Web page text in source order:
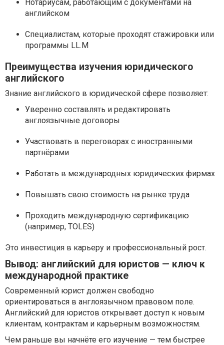
Нотариусам, работающим с документами на
английском
Специалистам, которые проходят стажировки или
программы LL.M
Преимущества изучения юридического
английского
Знание английского в юридической сфере позволяет:
Уверенно составлять и редактировать
англоязычные договоры
Участвовать в переговорах с иностранными
партнёрами
Работать в международных юридических фирмах
Повышать свою стоимость на рынке труда
Проходить международную сертификацию
(например, TOLES)
Это инвестиция в карьеру и профессиональный рост.
Вывод: английский для юристов — ключ к
международной практике
Современный юрист должен свободно
ориентироваться в англоязычном правовом поле.
Английский для юристов открывает доступ к новым
клиентам, контрактам и карьерным возможностям.
Чем раньше вы начнёте его изучение — тем быстрее